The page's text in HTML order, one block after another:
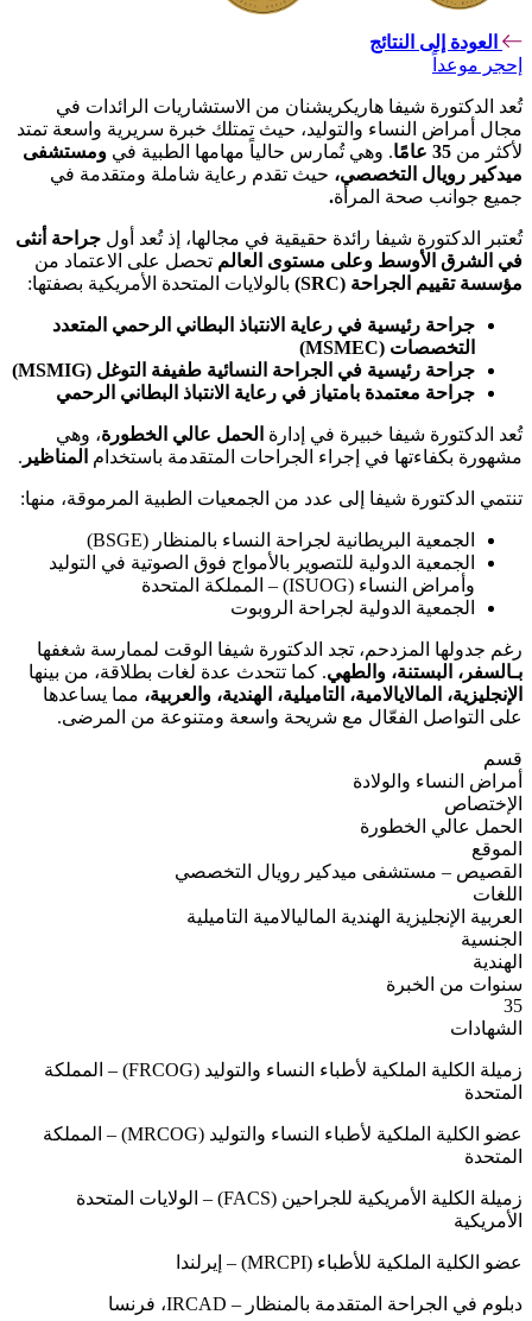
العودة إلى النتائج
إحجر موعداً
تُعد الدكتورة شيفا هاريكريشنان من الاستشاريات الرائدات في
مجال أمراض النساء والتوليد، حيث تمتلك خبرة سريرية واسعة تمتد
لأكثر من
. وهي تُمارس حالياً مهامها الطبية في ومستشفى
ميدكير رويال التخصصي، حيث تقدم رعاية شاملة ومتقدمة في
جميع جوانب صحة المرأة.
تُعتبر الدكتورة شيفا رائدة حقيقية في مجالها، إذ تُعد أول جراحة أنثى
في الشرق الأوسط وعلى مستوى العالم تحصل على الاعتماد من
مؤسسة تقييم الجراحة (SRC)
بالولايات المتحدة الأمريكية بصفتها:
جراحة رئيسية في رعاية الانتباذ البطاني الرحمي المتعدد
التخصصات (MSMEC)
جراحة رئيسية في الجراحة النسائية طفيفة التوغل (MSMIG)
جراحة معتمدة بامتياز في رعاية الانتباذ البطاني الرحمي
تُعد الدكتورة شيفا خبيرة في إدارة الحمل عالي الخطورة، وهي
مشهورة بكفاءتها في إجراء الجراحات المتقدمة باستخدام المناظير .
تنتمي الدكتورة شيفا إلى عدد من الجمعيات الطبية المرموقة، منها:
الجمعية البريطانية لجراحة النساء بالمنظار (BSGE)
الجمعية الدولية للتصوير بالأمواج فوق الصوتية في التوليد
وأمراض النساء (ISUOG) – المملكة المتحدة
الجمعية الدولية لجراحة الروبوت
رغم جدولها المزدحم، تجد الدكتورة شيفا الوقت لممارسة شغفها
بـالسفر، البستنة، والطهي. كما تتحدث عدة لغات بطلاقة، من بينها
الإنجليزية، المالايالامية، التاميلية، الهندية، والعربية، مما يساعدها
على التواصل الفعّال مع شريحة واسعة ومتنوعة من المرضى.
قسم
أمراض النساء والولادة
الإختصاص
الحمل عالي الخطورة
الموقع
القصيص – مستشفى ميدكير رويال التخصصي
اللغات
العربية الإنجليزية الهندية الماليالامية التاميلية
الجنسية
الهندية
سنوات من الخبرة
35
الشهادات
زميلة الكلية الملكية لأطباء النساء والتوليد (FRCOG) – المملكة
المتحدة
عضو الكلية الملكية لأطباء النساء والتوليد (MRCOG) – المملكة
المتحدة
زميلة الكلية الأمريكية للجراحين (FACS) – الولايات المتحدة
الأمريكية
عضو الكلية الملكية للأطباء (MRCPI) – إيرلندا
دبلوم في الجراحة المتقدمة بالمنظار – IRCAD، فرنسا